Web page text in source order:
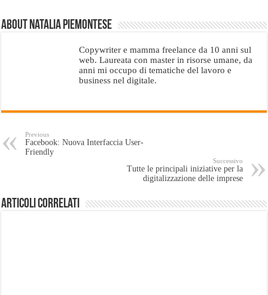
About Natalia Piemontese
Copywriter e mamma freelance da 10 anni sul
web. Laureata con master in risorse umane, da
anni mi occupo di tematiche del lavoro e
business nel digitale.
Previous
Facebook: Nuova Interfaccia User-
Friendly
Successivo
Tutte le principali iniziative per la
digitalizzazione delle imprese
Articoli Correlati